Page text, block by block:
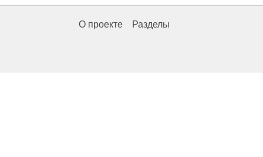
О проекте Разделы